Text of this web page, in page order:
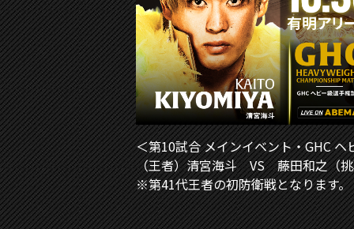
＜第10試合 メインイベント・GHC ヘ
（王者）清宮海斗 VS 藤田和之（
※第41代王者の初防衛戦となります。